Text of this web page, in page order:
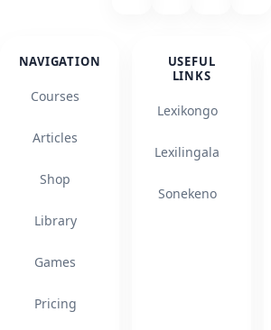
NAVIGATION
Courses
Articles
Shop
Library
Games
Pricing
USEFUL
LINKS
Lexikongo
Lexilingala
Sonekeno